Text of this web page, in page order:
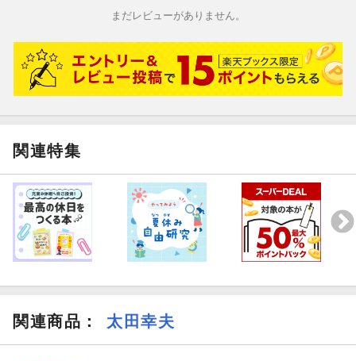
まだレビューがありません。
関連特集
関連商品 ： 太田幸夫